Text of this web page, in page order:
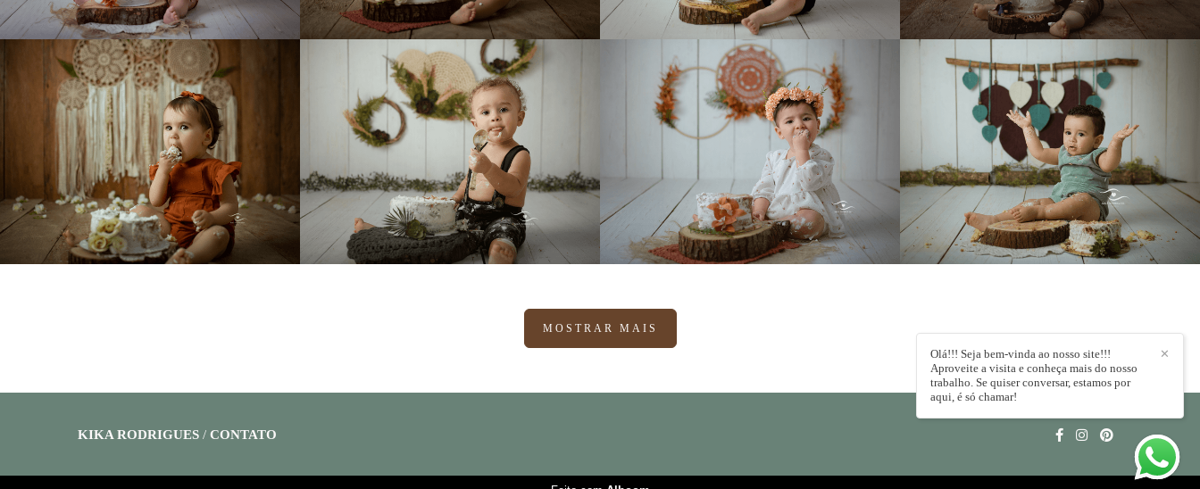
914 0 837 78 948 20 779 0
MOSTRAR MAIS
KIKA RODRIGUES / CONTATO
✕
Olá!!! Seja bem-vinda ao nosso site!!!
Aproveite a visita e conheça mais do nosso
trabalho. Se quiser conversar, estamos por
aqui, é só chamar!